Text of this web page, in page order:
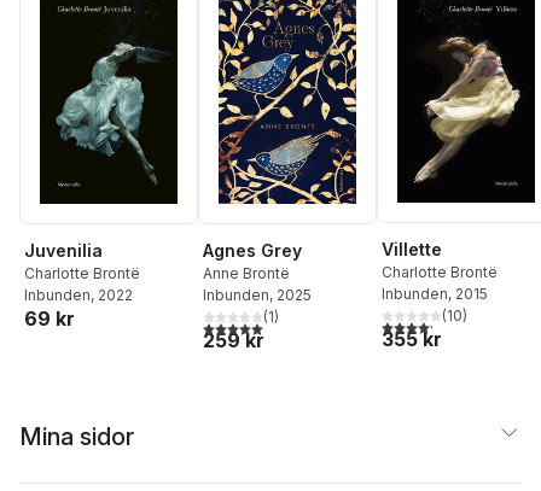
Juvenilia
Charlotte Brontë
Inbunden, 2022
69 kr
Agnes Grey
Anne Brontë
Inbunden, 2025
5,0utav 5 stjärnor. Totalt antal röster:
(1)
259 kr
Villette
Charlotte Brontë
Inbunden, 2015
4,2utav 5 stjärnor.
(10)
355 kr
Mina sidor